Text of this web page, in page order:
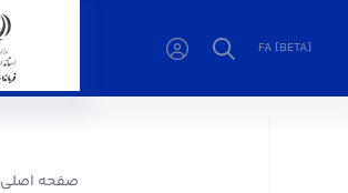
FA [BETA]
صفحه اصلی